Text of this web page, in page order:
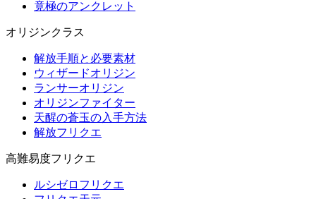
竟極のアンクレット
オリジンクラス
解放手順と必要素材
ウィザードオリジン
ランサーオリジン
オリジンファイター
天醒の蒼玉の入手方法
解放フリクエ
高難易度フリクエ
ルシゼロフリクエ